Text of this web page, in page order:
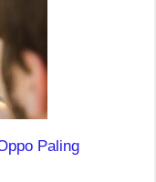
Paling